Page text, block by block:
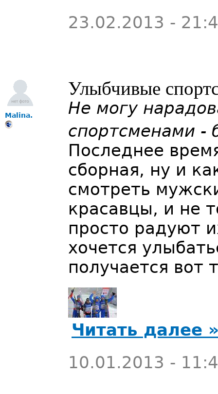
23.02.2013 -
Malina.
Улыбчивые
Не могу
спортсменами -
Последнее
сборная, ну и
смотреть
красавцы, и не
просто радуют
хочется
получается вот
Читать далее
10.01.2013 -